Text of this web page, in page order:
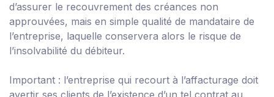
d’assurer le recouvrement des créances non
approuvées, mais en simple qualité de mandataire de
l’entreprise, laquelle conservera alors le risque de
l’insolvabilité du débiteur.
Important : l’entreprise qui recourt à l’affacturage doit
avertir ses clients de l’existence d’un tel contrat au